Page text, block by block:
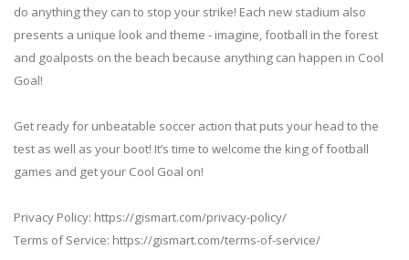
do anything they can to stop your strike! Each new stadium also
presents a unique look and theme - imagine, football in the forest
and goalposts on the beach because anything can happen in Cool
Goal!
Get ready for unbeatable soccer action that puts your head to the
test as well as your boot! It’s time to welcome the king of football
games and get your Cool Goal on!
Privacy Policy: https://gismart.com/privacy-policy/
Terms of Service: https://gismart.com/terms-of-service/